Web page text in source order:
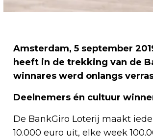
Amsterdam, 5 september
heeft in de trekking van de
winnares werd onlangs
Deelnemers én cultuur
De BankGiro Loterij maakt
10.000 euro uit, elke week